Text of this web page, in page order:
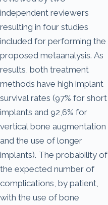
independent reviewers
resulting in four studies
included for performing the
proposed metaanalysis. As
results, both treatment
methods have high implant
survival rates (97% for short
implants and 92,6% for
vertical bone augmentation
and the use of longer
implants). The probability of
the expected number of
complications, by patient,
with the use of bone